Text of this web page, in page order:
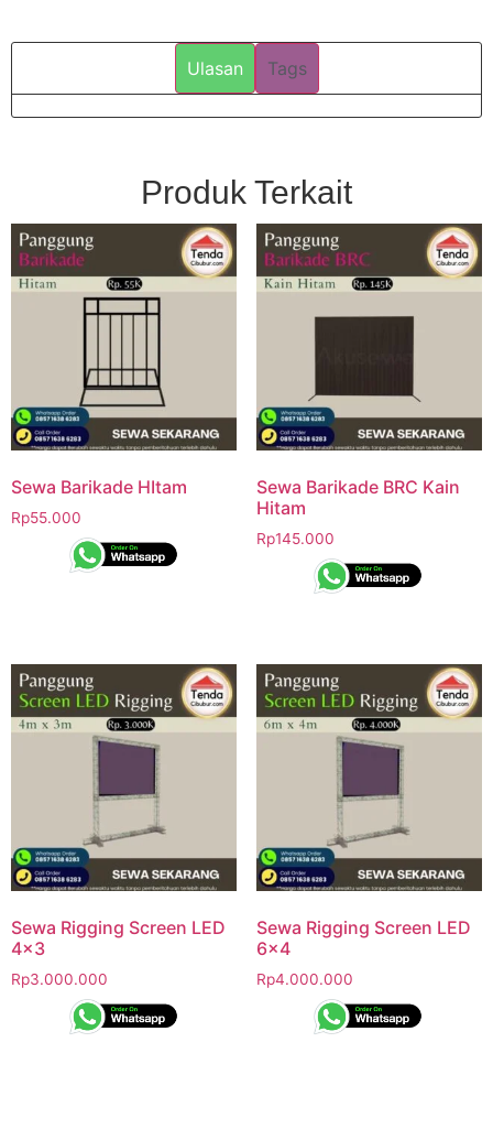
Ulasan Tags
Produk Terkait
Sewa Barikade HItam
Rp55.000
Sewa Barikade BRC Kain
Hitam
Rp145.000
Sewa Rigging Screen LED
4×3
Rp3.000.000
Sewa Rigging Screen LED
6×4
Rp4.000.000